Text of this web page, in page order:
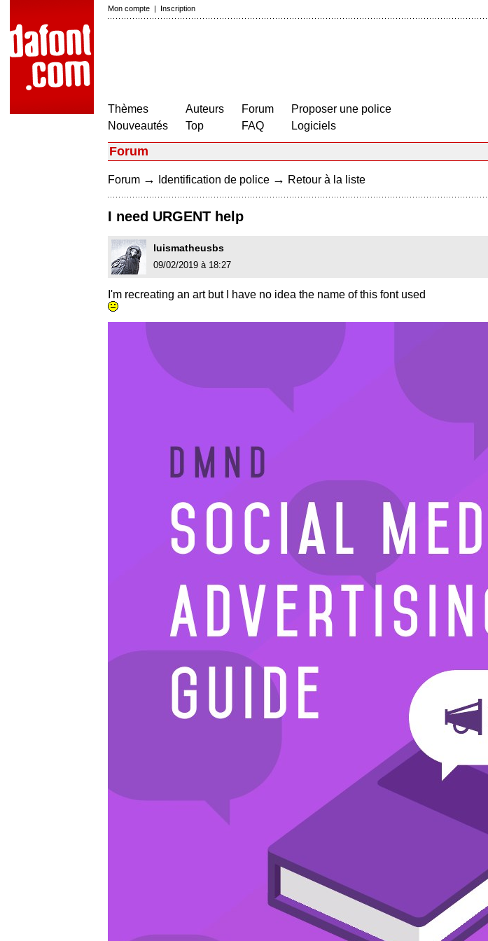
Mon compte | Inscription
Thèmes
Nouveautés
Auteurs
Top
Forum
FAQ
Proposer une police
Logiciels
Forum
Forum → Identification de police → Retour à la liste
I need URGENT help
luismatheusbs
09/02/2019 à 18:27
I'm recreating an art but I have no idea the name of this font used